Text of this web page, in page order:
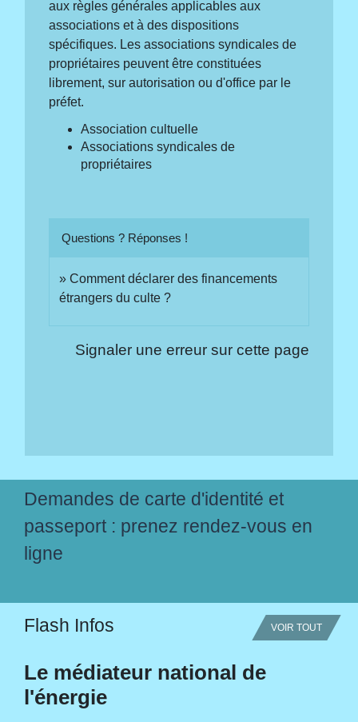
aux règles générales applicables aux
associations et à des dispositions
spécifiques. Les associations syndicales de
propriétaires peuvent être constituées
librement, sur autorisation ou d'office par le
préfet.
Association cultuelle
Associations syndicales de
propriétaires
Questions ? Réponses !
Comment déclarer des financements
étrangers du culte ?
Signaler une erreur sur cette page
Demandes de carte d'identité et
passeport : prenez rendez-vous en
ligne
Flash Infos VOIR TOUT
Le médiateur national de
l'énergie